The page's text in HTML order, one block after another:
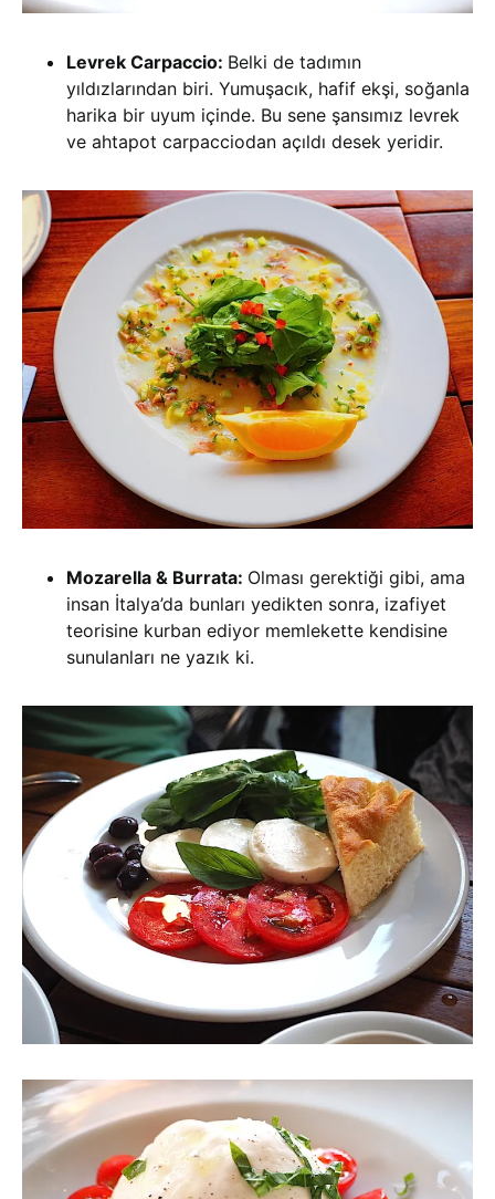
Levrek Carpaccio: Belki de tadımın
yıldızlarından biri. Yumuşacık, hafif ekşi, soğanla
harika bir uyum içinde. Bu sene şansımız levrek
ve ahtapot carpacciodan açıldı desek yeridir.
Mozarella & Burrata: Olması gerektiği gibi, ama
insan İtalya’da bunları yedikten sonra, izafiyet
teorisine kurban ediyor memlekette kendisine
sunulanları ne yazık ki.